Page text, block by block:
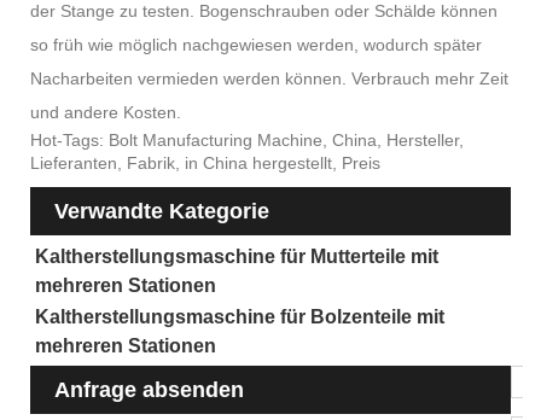
der Stange zu testen. Bogenschrauben oder Schälde können
so früh wie möglich nachgewiesen werden, wodurch später
Nacharbeiten vermieden werden können. Verbrauch mehr Zeit
und andere Kosten.
Hot-Tags: Bolt Manufacturing Machine, China, Hersteller,
Lieferanten, Fabrik, in China hergestellt, Preis
Verwandte Kategorie
Kaltherstellungsmaschine für Mutterteile mit
mehreren Stationen
Kaltherstellungsmaschine für Bolzenteile mit
mehreren Stationen
Anfrage absenden